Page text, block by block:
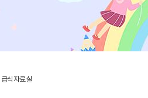
급식자료실